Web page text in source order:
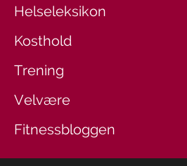
Helseleksikon
Kosthold
Trening
Velvære
Fitnessbloggen